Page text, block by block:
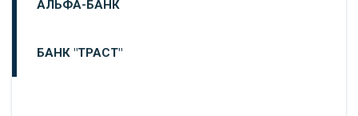
АЛЬФА-БАНК
БАНК "ТРАСТ"